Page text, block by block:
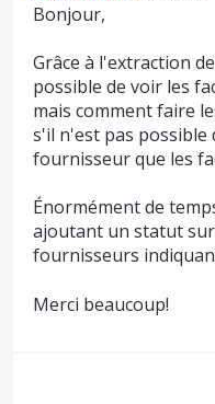
Bonjour,
Grâce à l'extraction
possible de voir les
mais comment faire
s'il n'est pas possible
fournisseur que les
Énormément de
ajoutant un statut
fournisseurs
Merci beaucoup!